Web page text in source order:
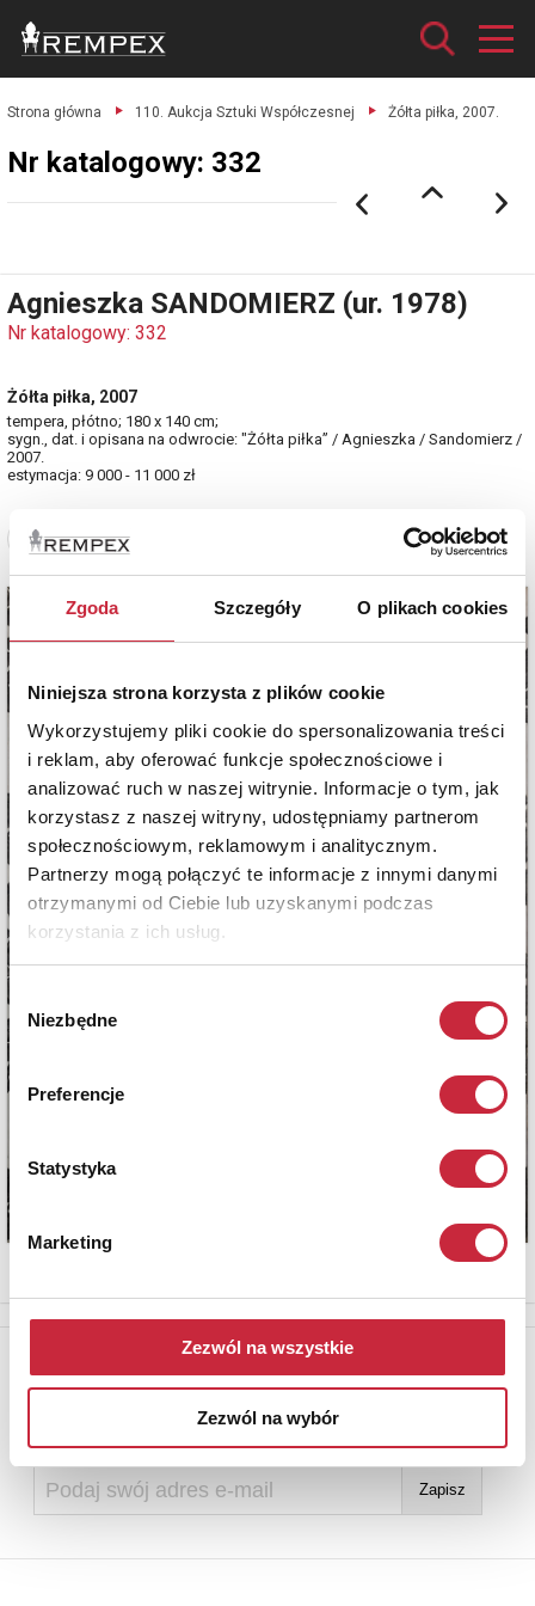
Zgoda Szczegóły O plikach cookies
Niniejsza strona korzysta z plików cookie
Wykorzystujemy pliki cookie do spersonalizowania treści
i reklam, aby oferować funkcje społecznościowe i
analizować ruch w naszej witrynie. Informacje o tym, jak
korzystasz z naszej witryny, udostępniamy partnerom
społecznościowym, reklamowym i analitycznym.
Partnerzy mogą połączyć te informacje z innymi danymi
otrzymanymi od Ciebie lub uzyskanymi podczas
korzystania z ich usług.
Wybór
zgody
Niezbędne
Preferencje
Statystyka
Marketing
Zezwól na wszystkie
Zezwól na wybór
Strona główna 110. Aukcja Sztuki Współczesnej Żółta piłka, 2007.
Nr katalogowy: 332
Agnieszka SANDOMIERZ (ur. 1978)
Nr katalogowy: 332
Żółta piłka, 2007
tempera, płótno; 180 x 140 cm;
sygn., dat. i opisana na odwrocie: "Żółta piłka” / Agnieszka / Sandomierz /
2007.
estymacja: 9 000 - 11 000 zł
Zobacz pełne informacje
Newsletter
adres e-mail